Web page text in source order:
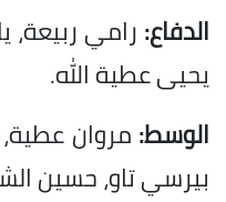
الدفاع:رامي ربيعة،
يحيى عطية الله.
الوسط:مروان
بيرسي تاو، حسين